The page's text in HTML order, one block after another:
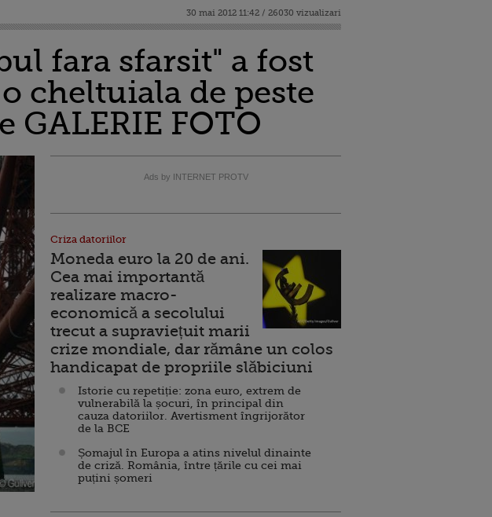
30 mai 2012 11:42 / 26030 vizualizari
fara sfarsit" a fost
cheltuiala de peste
FOTO
Ads by INTERNET PROTV
Criza datoriilor
Moneda euro la 20 de ani.
Cea mai importantă
realizare macro-
economică a secolului
trecut a supraviețuit marii
crize mondiale, dar rămâne un colos
handicapat de propriile slăbiciuni
Istorie cu repetiție: zona euro, extrem de
vulnerabilă la șocuri, în principal din
cauza datoriilor. Avertisment îngrijorător
de la BCE
Șomajul în Europa a atins nivelul dinainte
de criză. România, între țările cu cei mai
puțini șomeri